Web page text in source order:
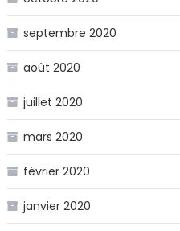
septembre 2020
août 2020
juillet 2020
mars 2020
février 2020
janvier 2020